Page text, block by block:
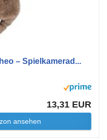
– Spielkamerad...
13,31 EUR
ansehen